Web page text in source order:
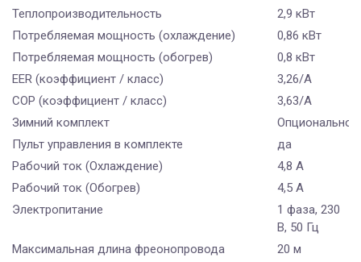
Теплопроизводительность
2,9 кВт
Потребляемая мощность (охлаждение)
0,86 кВт
Потребляемая мощность (обогрев)
0,8 кВт
EER (коэффициент / класс)
3,26/A
COP (коэффициент / класс)
3,63/A
Зимний комплект
Опционально
Пульт управления в комплекте
да
Рабочий ток (Охлаждение)
4,8 A
Рабочий ток (Обогрев)
4,5 А
Электропитание
1 фаза, 230
В, 50 Гц
Максимальная длина фреонопровода
20 м